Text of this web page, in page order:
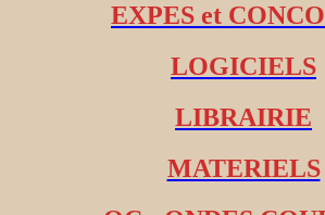
EXPES et
LOGICIELS
LIBRAIRIE
MATERIELS